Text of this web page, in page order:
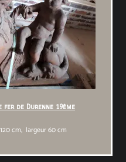
fer de Durenne 19ème
cm, largeur 60 cm